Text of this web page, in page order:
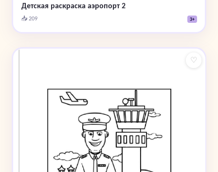
Детская раскраска аэропорт 2
📥 209 3+
♡